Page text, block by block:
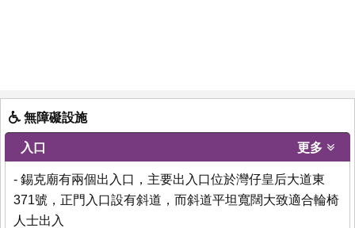
無障礙設施
入口 更多
- 錫克廟有兩個出入口，主要出入口位於灣仔皇后大道東
371號，正門入口設有斜道，而斜道平坦寬闊大致適合輪椅
人士出入